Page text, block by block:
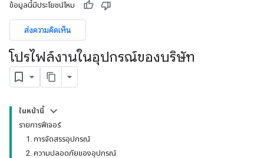
ข้อมูลนี้มีประโยชน์ไหม
ส่งความคิดเห็น
โปรไฟล์งานในอุปกรณ์ของบริษัท
ในหน้านี้
รายการฟีเจอร์
1. การจัดสรรอุปกรณ์
2. ความปลอดภัยของอุปกรณ์